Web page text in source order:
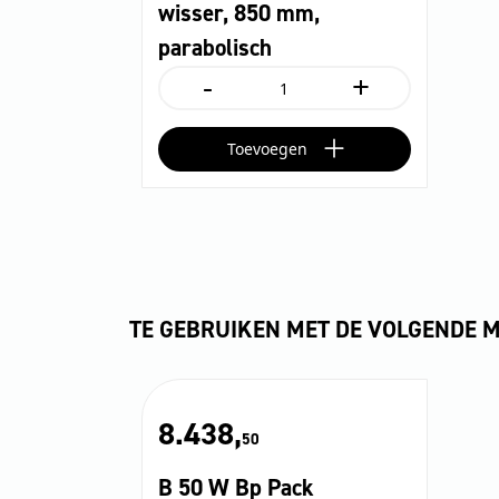
wisser, 850 mm,
parabolisch
-
wisser,
mm,
parabolisch
aantal
+
Toevoegen
TE GEBRUIKEN MET DE VOLGENDE
8.438,50
B 50 W Bp Pack